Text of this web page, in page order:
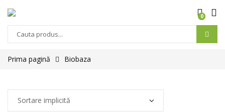
0
Prima pagină Biobaza